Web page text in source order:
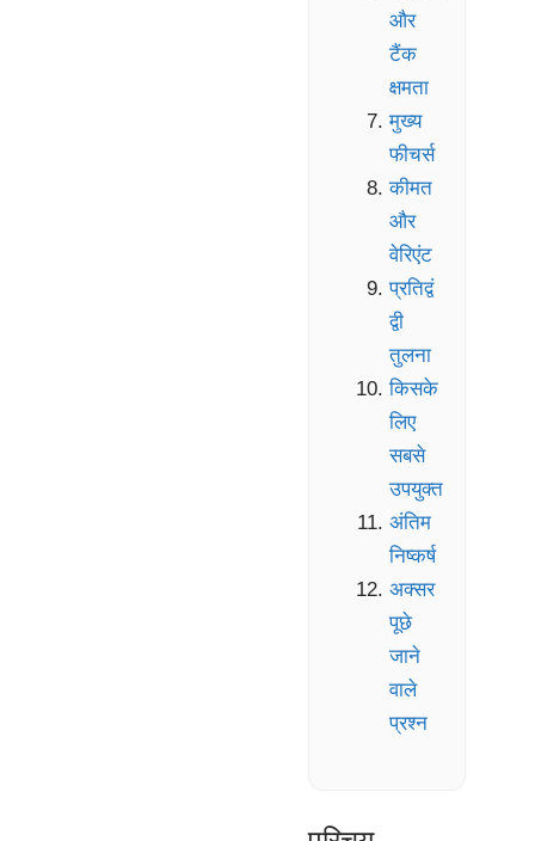
और
टैंक
क्षमता
मुख्य
फीचर्स
कीमत
और
वेरिएंट
प्रतिद्वं
द्वी
तुलना
किसके
लिए
सबसे
उपयुक्त
अंतिम
निष्कर्ष
अक्सर
पूछे
जाने
वाले
प्रश्न